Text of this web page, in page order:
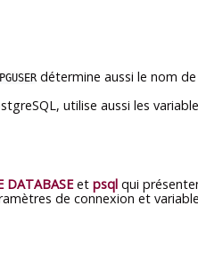
PGUSER détermine aussi le nom
, utilise aussi les
DATABASEet psql qui
de connexion et